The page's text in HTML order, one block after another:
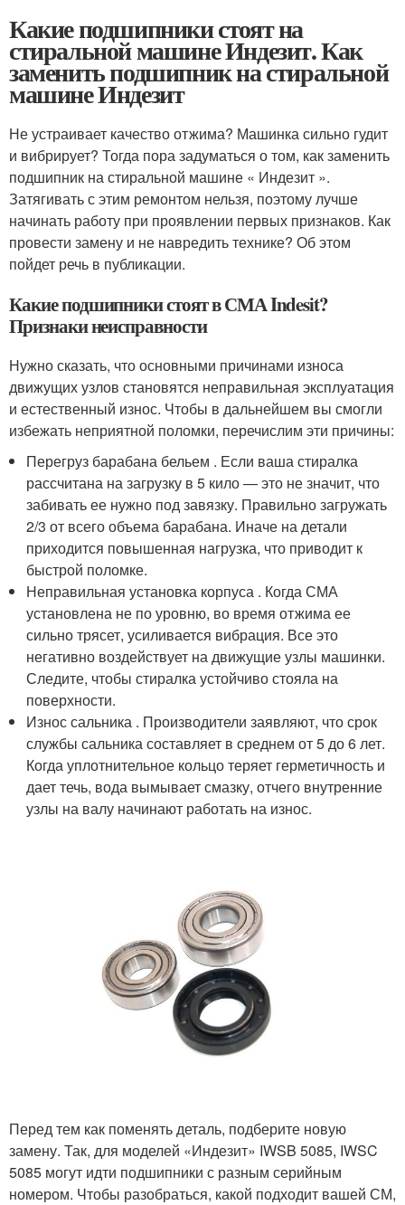
Какие подшипники стоят на
стиральной машине Индезит. Как
заменить подшипник на стиральной
машине Индезит
Не устраивает качество отжима? Машинка сильно гудит
и вибрирует? Тогда пора задуматься о том, как заменить
подшипник на стиральной машине « Индезит ».
Затягивать с этим ремонтом нельзя, поэтому лучше
начинать работу при проявлении первых признаков. Как
провести замену и не навредить технике? Об этом
пойдет речь в публикации.
Какие подшипники стоят в СМА Indesit?
Признаки неисправности
Нужно сказать, что основными причинами износа
движущих узлов становятся неправильная эксплуатация
и естественный износ. Чтобы в дальнейшем вы смогли
избежать неприятной поломки, перечислим эти причины:
Перегруз барабана бельем . Если ваша стиралка
рассчитана на загрузку в 5 кило — это не значит, что
забивать ее нужно под завязку. Правильно загружать
2/3 от всего объема барабана. Иначе на детали
приходится повышенная нагрузка, что приводит к
быстрой поломке.
Неправильная установка корпуса . Когда СМА
установлена не по уровню, во время отжима ее
сильно трясет, усиливается вибрация. Все это
негативно воздействует на движущие узлы машинки.
Следите, чтобы стиралка устойчиво стояла на
поверхности.
Износ сальника . Производители заявляют, что срок
службы сальника составляет в среднем от 5 до 6 лет.
Когда уплотнительное кольцо теряет герметичность и
дает течь, вода вымывает смазку, отчего внутренние
узлы на валу начинают работать на износ.
Перед тем как поменять деталь, подберите новую
замену. Так, для моделей «Индезит» IWSB 5085, IWSC
5085 могут идти подшипники с разным серийным
номером. Чтобы разобраться, какой подходит вашей СМ,